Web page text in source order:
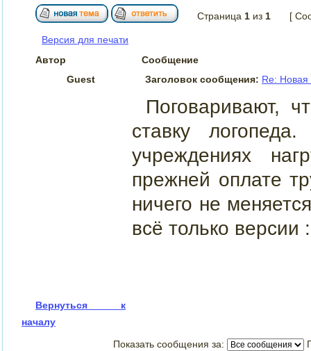
Страница 1 из 1 [
Версия для печати
Автор
Сообщение
Guest
Заголовок сообщения: Re: Новая
Поговаривают,
ставку
учреждениях
прежней оплате
ничего не
всё только версии
Вернуться к
началу
Показать сообщения за: